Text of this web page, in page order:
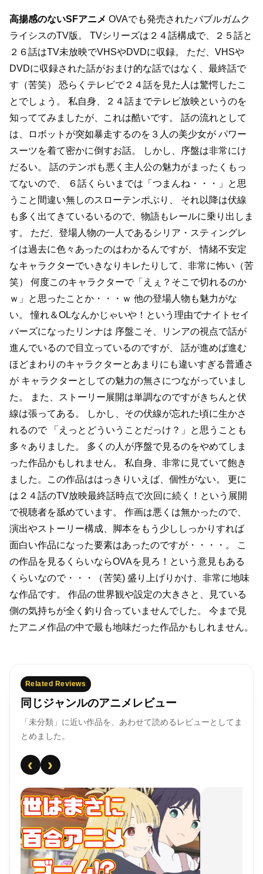
高揚感のないSFアニメ OVAでも発売されたバブルガムク
ライシスのTV版。
TVシリーズは２４話構成で、２５話と
２６話はTV未放映でVHSやDVDに収録。
ただ、VHSや
DVDに収録された話がおまけ的な話ではなく、最終話で
す（苦笑）
恐らくテレビで２４話を見た人は驚愕したこ
とでしょう。
私自身、２４話までテレビ放映というのを
知っててみましたが、これは酷いです。
話の流れとして
は、ロボットが突如暴走するのを３人の美少女が パワー
スーツを着て密かに倒すお話。
しかし、序盤は非常にけ
だるい。
話のテンポも悪く主人公の魅力がまったくもっ
てないので、
６話くらいまでは「つまんね・・・」と思
うこと間違い無しのスローテンポぶり、
それ以降は伏線
も多く出てきているいるので、物語もレールに乗り出しま
す。
ただ、登場人物の一人であるシリア・スティングレ
イは過去に色々あったのはわかるんですが、
情緒不安定
なキャラクターでいきなりキレたりして、非常に怖い（苦
笑）
何度このキャラクターで「えぇ？そこで切れるのか
ｗ」と思ったことか・・・ｗ 他の登場人物も魅力がな
い。
憧れ＆OLなんかじゃいや！という理由でナイトセイ
バーズになったリンナは 序盤こそ、リンアの視点で話が
進んでいるので目立っているのですが、
話が進めば進む
ほどまわりのキャラクターとあまりにも違いすぎる普通さ
が キャラクターとしての魅力の無さにつながっていまし
た。
また、ストーリー展開は単調なのですがきちんと伏
線は張ってある。
しかし、その伏線が忘れた頃に生かさ
れるので「えっとどういうことだっけ？」と思うことも
多々ありました。
多くの人が序盤で見るのをやめてしま
った作品かもしれません。
私自身、非常に見ていて飽き
ました。この作品ははっきりいえば、個性がない。
更に
は２４話のTV放映最終話時点で次回に続く！という展開
で視聴者を舐めています。
作画は悪くは無かったので、
演出やストーリー構成、脚本をもう少ししっかりすれば
面白い作品になった要素はあったのですが・・・・。
こ
の作品を見るくらいならOVAを見ろ！という意見もある
くらいなので・・・（苦笑) 盛り上げりかけ、非常に地味
な作品です。
作品の世界観や設定の大きさと、見ている
側の気持ちが全く釣り合っていませんでした。
今まで見
たアニメ作品の中で最も地味だった作品かもしれません。
Related Reviews
同じジャンルのアニメレビュー
「未分類」に近い作品を、あわせて読めるレビューとしてま
とめました。
‹ ›